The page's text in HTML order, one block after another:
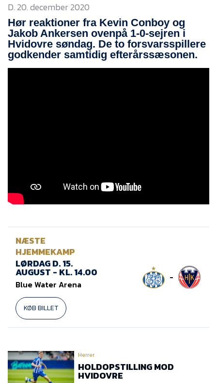
EfB Akademi
Sydvestjysk Fodbold
Samarbejde
Partnere
Blue Water Arena
D. 20. december 2020
Hør reaktioner fra Kevin Conboy og
Jakob Ankersen ovenpå 1-0-sejren i
Hvidovre søndag. De to forsvarsspillere
godkender samtidig efterårssæsonen.
NÆSTE
HJEMMEKAMP
LØRDAG D. 15.
AUGUST - KL. 14.00
Blue Water Arena
KØB BILLET
-
Herrer
HOLDOPSTILLING MOD
HVIDOVRE